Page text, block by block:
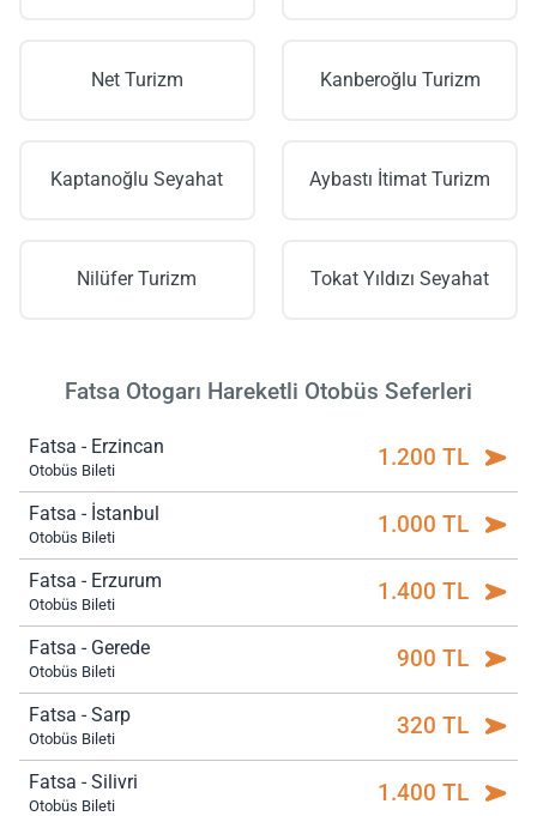
Net Turizm Kanberoğlu Turizm
Kaptanoğlu Seyahat Aybastı İtimat Turizm
Nilüfer Turizm Tokat Yıldızı Seyahat
Fatsa Otogarı Hareketli Otobüs Seferleri
Fatsa - Erzincan
Otobüs Bileti 1.200 TL
Fatsa - İstanbul
Otobüs Bileti 1.000 TL
Fatsa - Erzurum
Otobüs Bileti 1.400 TL
Fatsa - Gerede
Otobüs Bileti 900 TL
Fatsa - Sarp
Otobüs Bileti 320 TL
Fatsa - Silivri
Otobüs Bileti 1.400 TL